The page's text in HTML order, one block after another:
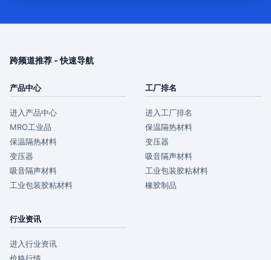
跨频道推荐 - 快速导航
产品中心
进入产品中心
MRO工业品
保温隔热材料
变压器
吸音隔声材料
工业包装胶粘材料
工厂排名
进入工厂排名
保温隔热材料
变压器
吸音隔声材料
工业包装胶粘材料
橡胶制品
行业资讯
进入行业资讯